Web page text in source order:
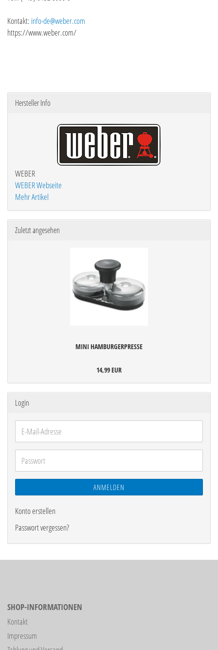
Kontakt: info-de@weber.com
https://www.weber.com/
Hersteller Info
WEBER
WEBER Webseite
Mehr Artikel
Zuletzt angesehen
MINI HAMBURGERPRESSE
14,99 EUR
Login
E-
Mail-
Adresse
Passwort
ANMELDEN
Konto erstellen
Passwort vergessen?
SHOP-INFORMATIONEN
Kontakt
Impressum